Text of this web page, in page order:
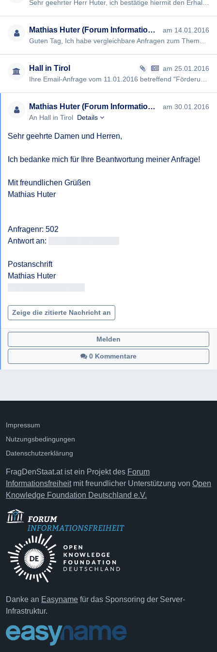
Ich bitte weiters um Informationen bezüglich eventuellen
Bedingungen zur Weiterverwendung der in der Antwort
Mit freundlichen Grüßen,
Mathias Huter (Forum Informationsfreiheit)
am 14.01.2016
Hall in Tirol
am 25.01.2016
Mathias Huter (Forum Informationsfreiheit)
am 30.01.2016
An Hall in Tirol Details
Sehr geehrte Damen und Herren,
Ich bedanke mich für Ihre Beantwortung meiner Anfrage!
Mit freundlichen Grüßen
Mathias Huter
Anfragenr: 502
Antwort an:
Postanschrift
Zeige die zitierte Nachricht an
0 Kommentare
Melden
Impressum
Nutzungsbedingungen
Datenschutzerklärung
FragDenStaat.at ist ein Projekt des Forum
Informationsfreiheitmit freundlicher Unterstützung von Open
Knowledge Foundation Deutschland e.V.
Danke an Easyname für das Sponsoring der Server-
Infrastruktur.